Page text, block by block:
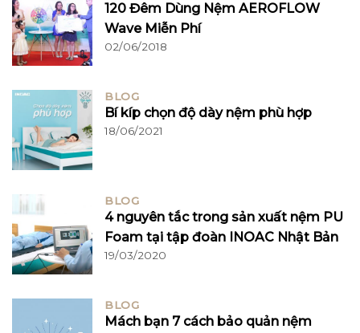
120 Đêm Dùng Nệm AEROFLOW
Wave Miễn Phí
02/06/2018
BLOG
Bí kíp chọn độ dày nệm phù hợp
18/06/2021
BLOG
4 nguyên tắc trong sản xuất nệm PU
Foam tại tập đoàn INOAC Nhật Bản
19/03/2020
BLOG
Mách bạn 7 cách bảo quản nệm